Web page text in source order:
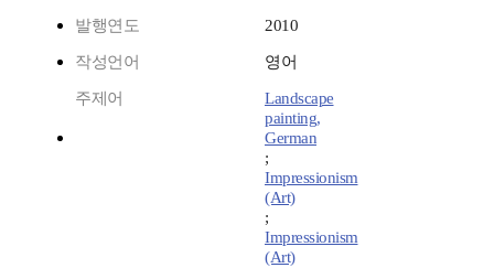
발행연도 2010
작성언어 영어
주제어
Landscape
painting,
German
;
Impressionism
(Art)
;
Impressionism
(Art)